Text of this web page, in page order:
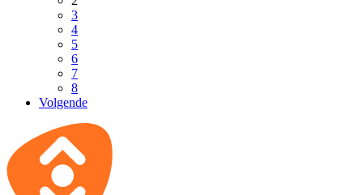
3
4
5
6
7
8
Volgende